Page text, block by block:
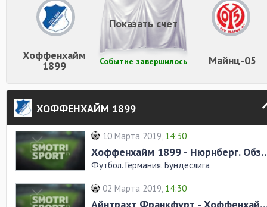
Хоффенхайм
1899 Майнц-05
Событие завершилось
Показать счет
ХОФФЕНХАЙМ 1899
10 Марта 2019, 14:30
Хоффенхайм
Футбол. Германия. Бундеслига
02 Марта 2019, 14:30